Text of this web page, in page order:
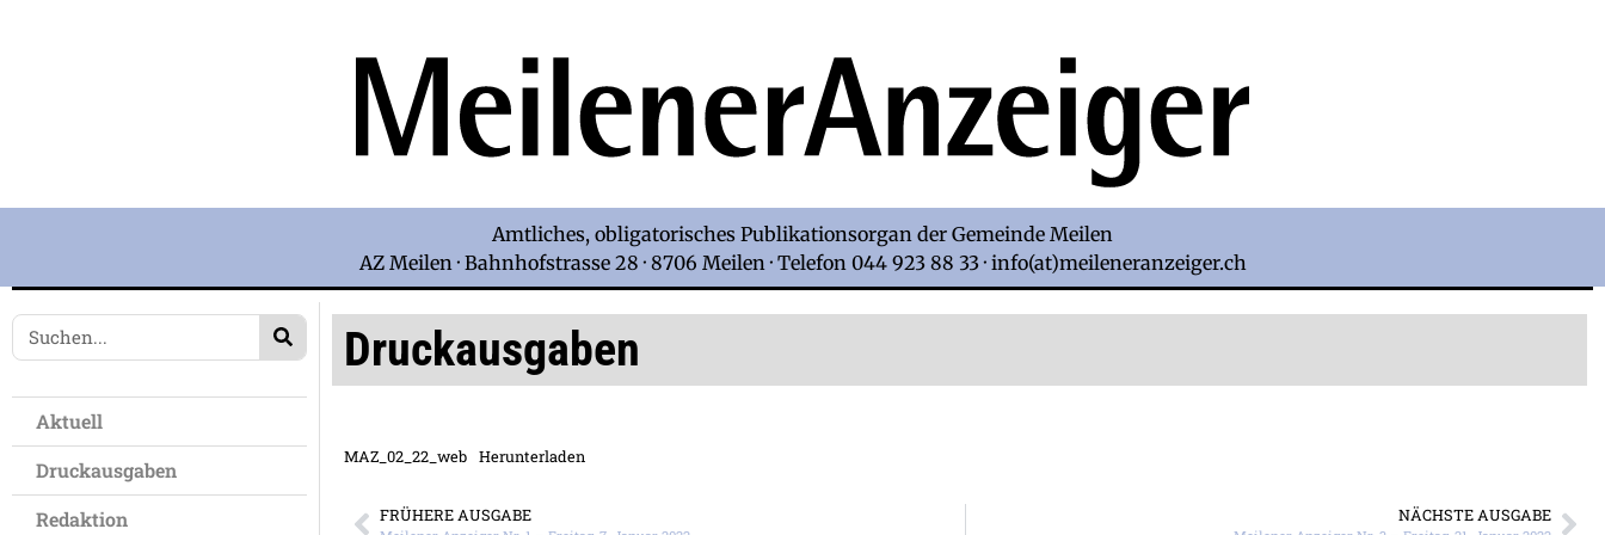
Amtliches, obligatorisches Publikationsorgan der Gemeinde Meilen
AZ Meilen · Bahnhofstrasse 28 · 8706 Meilen · Telefon 044 923 88 33 · info(at)meileneranzeiger.ch
Aktuell
Druckausgaben
Redaktion
Druckausgaben
MAZ_02_22_web Herunterladen
FRÜHERE AUSGABE NÄCHSTE AUSGABE